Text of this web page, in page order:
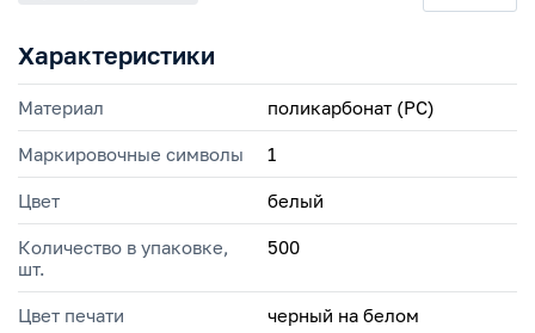
Характеристики
Материал поликарбонат (PC)
Маркировочные символы 1
Цвет белый
Количество в упаковке,
шт.
500
Цвет печати черный на белом